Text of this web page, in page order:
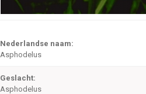
Nederlandse naam:
Asphodelus
Geslacht:
Asphodelus